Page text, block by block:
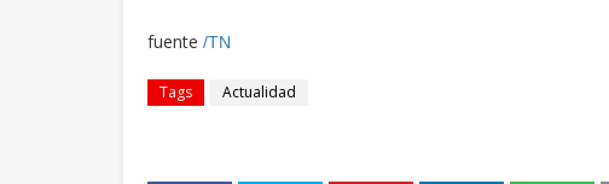
fuente /TN
Tags Actualidad